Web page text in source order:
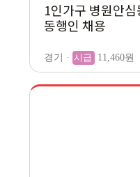
1인가구 병원안
동행인 채용
경기 · 시급 11,460원